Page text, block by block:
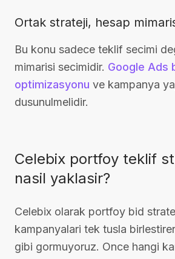
Ortak strateji, hesap
Bu konu sadece teklif secimi
mimarisi secimidir. Google Ads
optimizasyonu ve kampanya
dusunulmelidir.
Celebix portfoy teklif
nasil yaklasir?
Celebix olarak portfoy bid
kampanyalari tek tusla
gibi gormuyoruz. Once hangi